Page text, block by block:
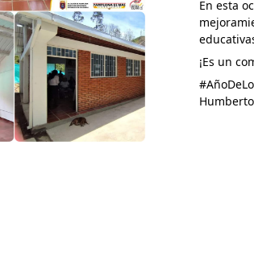
En esta
¡Es un